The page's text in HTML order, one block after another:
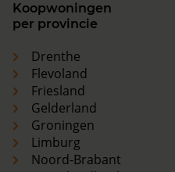
Koopwoningen
per provincie
Drenthe
Flevoland
Friesland
Gelderland
Groningen
Limburg
Noord-Brabant